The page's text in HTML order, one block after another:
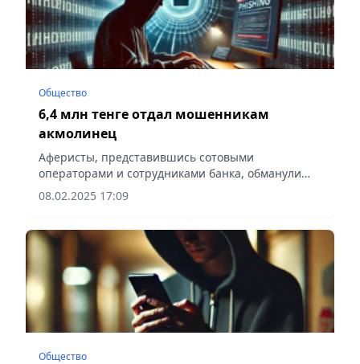
Общество
6,4 млн тенге отдал мошенникам
акмолинец
Аферисты, представившись сотовыми
операторами и сотрудниками банка, обманули
жителя Бурабайского района,
сообщает Vecher.kz.
08.02.2025 17:09
Общество